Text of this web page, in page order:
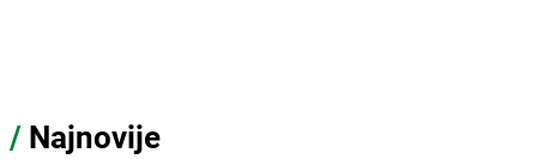
/ Najnovije